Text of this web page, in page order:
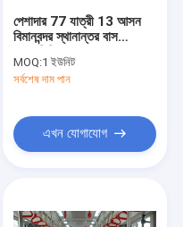
পেশাদার 77 যাত্রী 13 আসন
বিমানবন্দর স্থানান্তর বাস
MOQ:1 ইউনিট
সর্বশেষ দাম পান
এখন যোগাযোগ